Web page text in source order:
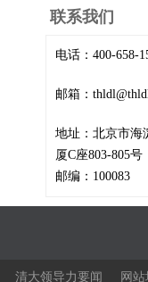
联系我们
电话：400-658-
邮箱：
地址：北京市海
厦C座803-805号
邮编：100083
清大领导力要闻 网站